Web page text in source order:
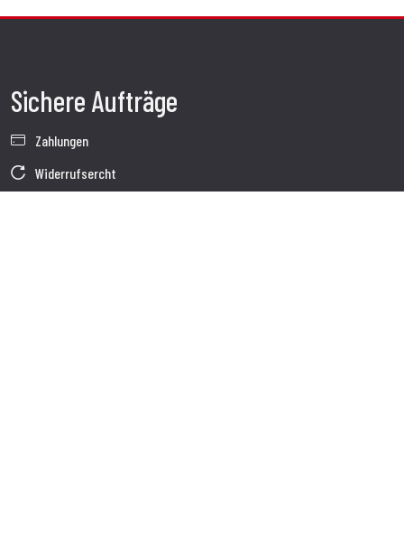
Sichere Aufträge
Zahlungen
Widerrufsercht